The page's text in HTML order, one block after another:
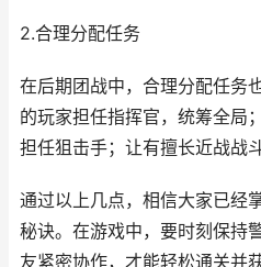
2.合理分配任务
在后期团战中，合理分配任务
的玩家担任指挥官，统筹全局
担任狙击手；让有擅长近战战
通过以上几点，相信大家已经
秘诀。在游戏中，要时刻保持
友紧密协作，才能轻松通关并